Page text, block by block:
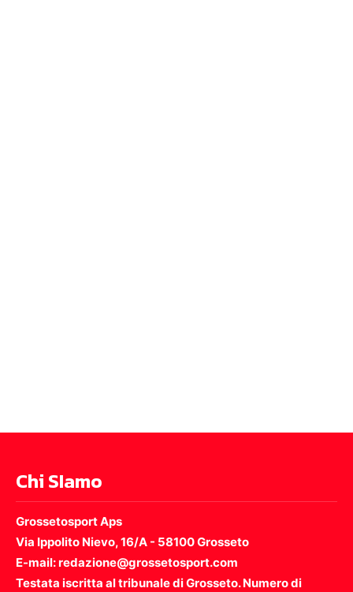
Chi SIamo
Grossetosport Aps
Via Ippolito Nievo, 16/A - 58100 Grosseto
E-mail: redazione@grossetosport.com
Testata iscritta al tribunale di Grosseto. Numero di